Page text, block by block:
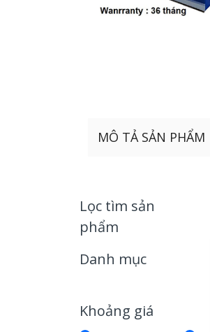
MÔ TẢ SẢN PHẨM
Lọc tìm sản
phẩm
Danh mục
Khoảng giá